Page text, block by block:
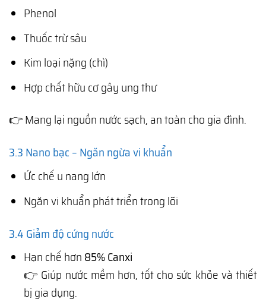
Phenol
Thuốc trừ sâu
Kim loại nặng (chì)
Hợp chất hữu cơ gây ung thư
👉 Mang lại nguồn nước sạch, an toàn cho gia đình.
3.3 Nano bạc – Ngăn ngừa vi khuẩn
Ức chế u nang lớn
Ngăn vi khuẩn phát triển trong lõi
3.4 Giảm độ cứng nước
Hạn chế hơn 85% Canxi
👉 Giúp nước mềm hơn, tốt cho sức khỏe và thiết
bị gia dụng.